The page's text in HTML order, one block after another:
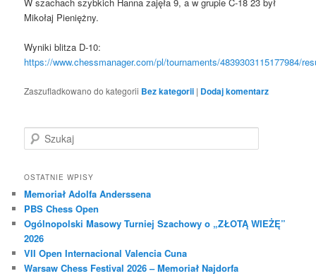
W szachach szybkich Hanna zajęła 9, a w grupie C-18 23 był
Mikołaj Pieniężny.
Wyniki blitza D-10:
https://www.chessmanager.com/pl/tournaments/4839303115177984/
Zaszufladkowano do kategorii Bez kategorii | Dodaj komentarz
z
k
j
OSTATNIE WPISY
Memoriał Adolfa Anderssena
PBS Chess Open
Ogólnopolski Masowy Turniej Szachowy o „ZŁOTĄ WIEŻĘ”
2026
VII Open Internacional Valencia Cuna
Warsaw Chess Festival 2026 – Memoriał Najdorfa